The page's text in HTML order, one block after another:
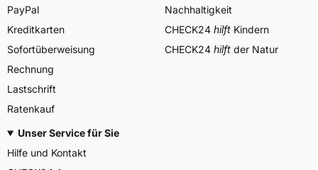
PayPal
Kreditkarten
Sofortüberweisung
Rechnung
Lastschrift
Ratenkauf
Nachhaltigkeit
CHECK24 hilft Kindern
CHECK24 hilft der Natur
Unser Service für Sie
Hilfe und Kontakt